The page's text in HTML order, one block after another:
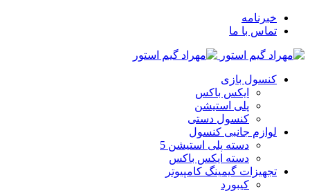
خبرنامه
تماس با ما
کنسول بازی
ایکس باکس
پلی استیشن
کنسول دستی
لوازم جانبی کنسول
دسته پلی استیشن 5
دسته ایکس باکس
تجهیزات گیمینگ کامپیوتر
کیبورد